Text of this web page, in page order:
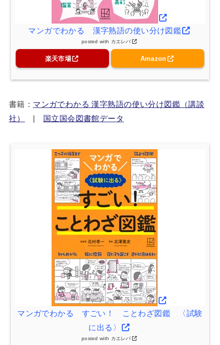
マンガでわかる 漢字熟語の使い分け図鑑
posted with カエレバ
楽天市場 Amazon
書籍： マンガでわかる 漢字熟語の使い分け図鑑（講談
社）
| 国立国会図書館データ
マンガでわかる すごい！ ことわざ図鑑 〈試験
に出る〉
posted with カエレバ